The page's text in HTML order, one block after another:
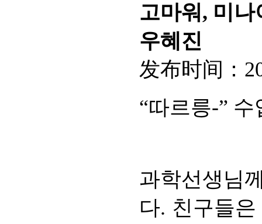
고마워, 미
우혜진
发布时间：
“따르릉-”
과학선생님
다. 친구들